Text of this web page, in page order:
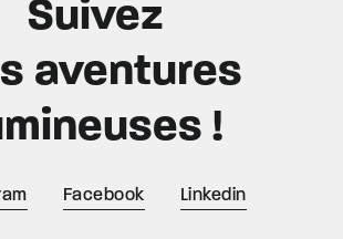
Suivez
aventures
!
Facebook Linkedin